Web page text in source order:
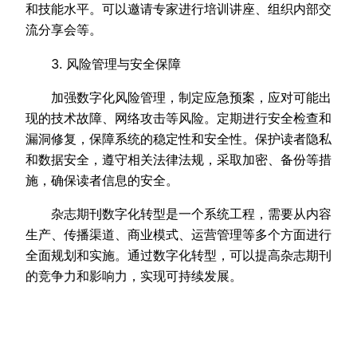
和技能水平。可以邀请专家进行培训讲座、组织内部交
流分享会等。
3. 风险管理与安全保障
加强数字化风险管理，制定应急预案，应对可能出
现的技术故障、网络攻击等风险。定期进行安全检查和
漏洞修复，保障系统的稳定性和安全性。保护读者隐私
和数据安全，遵守相关法律法规，采取加密、备份等措
施，确保读者信息的安全。
杂志期刊数字化转型是一个系统工程，需要从内容
生产、传播渠道、商业模式、运营管理等多个方面进行
全面规划和实施。通过数字化转型，可以提高杂志期刊
的竞争力和影响力，实现可持续发展。